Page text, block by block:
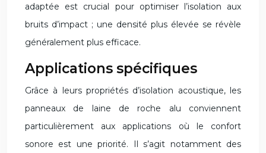
adaptée est crucial pour optimiser l’isolation aux
bruits d’impact ; une densité plus élevée se révèle
généralement plus efficace.
Applications spécifiques
Grâce à leurs propriétés d’isolation acoustique, les
panneaux de laine de roche alu conviennent
particulièrement aux applications où le confort
sonore est une priorité. Il s’agit notamment des